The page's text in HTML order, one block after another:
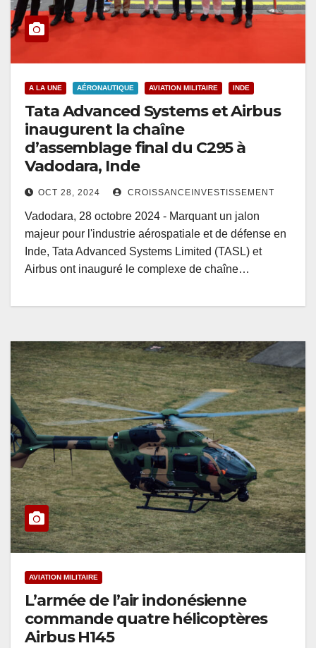
A LA UNE AÉRONAUTIQUE AVIATION MILITAIRE INDE
Tata Advanced Systems et Airbus
inaugurent la chaîne
d’assemblage final du C295 à
Vadodara, Inde
OCT 28, 2024 CROISSANCEINVESTISSEMENT
Vadodara, 28 octobre 2024 - Marquant un jalon
majeur pour l'industrie aérospatiale et de défense en
Inde, Tata Advanced Systems Limited (TASL) et
Airbus ont inauguré le complexe de chaîne…
AVIATION MILITAIRE
L’armée de l’air indonésienne
commande quatre hélicoptères
Airbus H145